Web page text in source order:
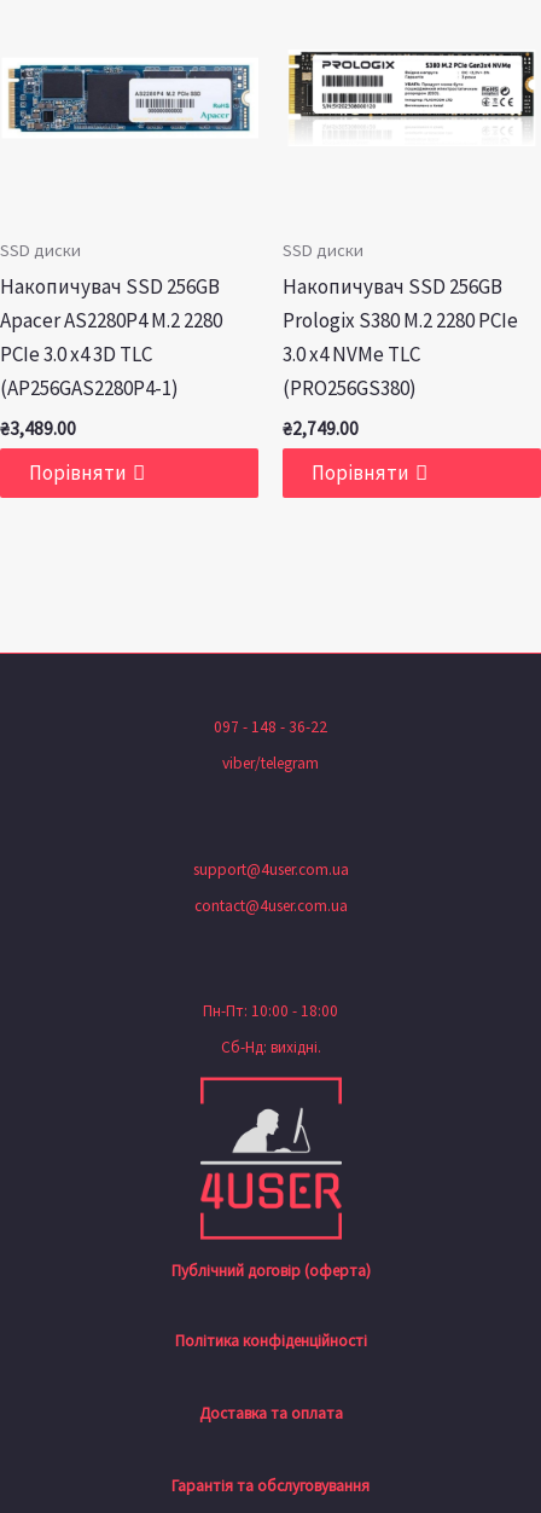
SSD диски
Накопичувач SSD 256GB
Apacer AS2280P4 M.2 2280
PCIe 3.0 x4 3D TLC
(AP256GAS2280P4-1)
₴3,489.00
Порівняти
SSD диски
Накопичувач SSD 256GB
Prologix S380 M.2 2280 PCIe
3.0 x4 NVMe TLC
(PRO256GS380)
₴2,749.00
Порівняти
097 - 148 - 36-22
viber/telegram
support@4user.com.ua
contact@4user.com.ua
Пн-Пт: 10:00 - 18:00
Сб-Нд: вихідні.
Публічний договір (оферта)
Політика конфіденційності
Доставка та оплата
Гарантія та обслуговування